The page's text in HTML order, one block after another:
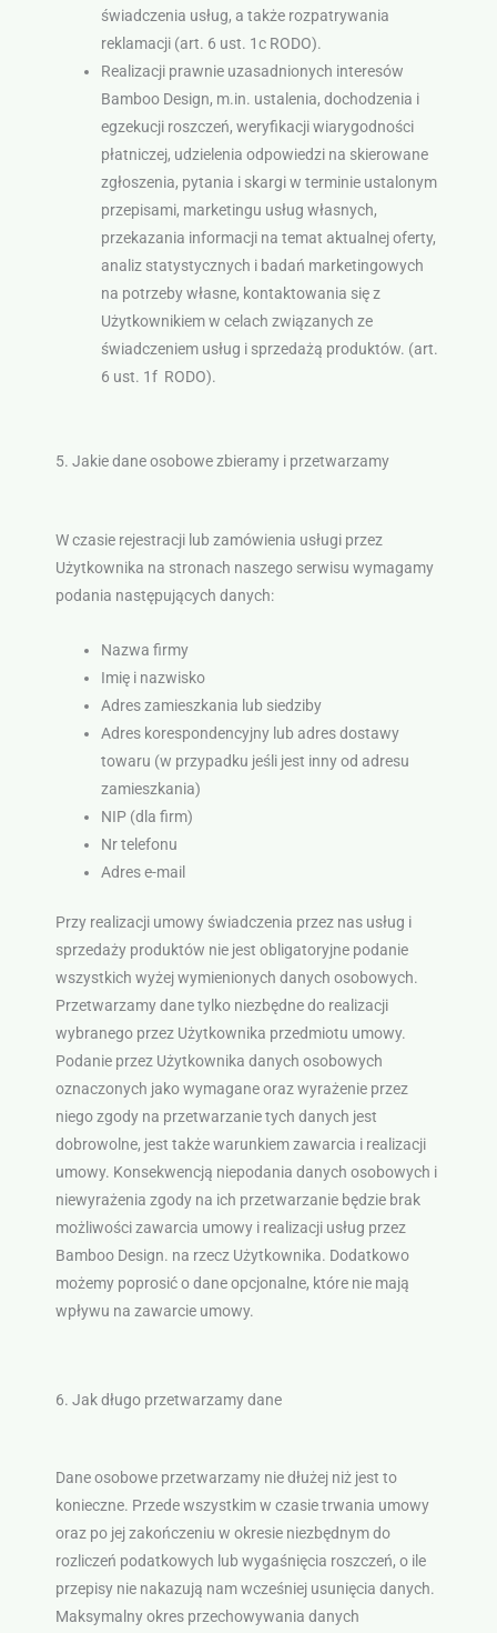
świadczenia usług, a także rozpatrywania
reklamacji (art. 6 ust. 1c RODO).
Realizacji prawnie uzasadnionych interesów
Bamboo Design, m.in. ustalenia, dochodzenia i
egzekucji roszczeń, weryfikacji wiarygodności
płatniczej, udzielenia odpowiedzi na skierowane
zgłoszenia, pytania i skargi w terminie ustalonym
przepisami, marketingu usług własnych,
przekazania informacji na temat aktualnej oferty,
analiz statystycznych i badań marketingowych
na potrzeby własne, kontaktowania się z
Użytkownikiem w celach związanych ze
świadczeniem usług i sprzedażą produktów. (art.
6 ust. 1f RODO).
5. Jakie dane osobowe zbieramy i przetwarzamy
W czasie rejestracji lub zamówienia usługi przez
Użytkownika na stronach naszego serwisu wymagamy
podania następujących danych:
Nazwa firmy
Imię i nazwisko
Adres zamieszkania lub siedziby
Adres korespondencyjny lub adres dostawy
towaru (w przypadku jeśli jest inny od adresu
zamieszkania)
NIP (dla firm)
Nr telefonu
Adres e-mail
Przy realizacji umowy świadczenia przez nas usług i
sprzedaży produktów nie jest obligatoryjne podanie
wszystkich wyżej wymienionych danych osobowych.
Przetwarzamy dane tylko niezbędne do realizacji
wybranego przez Użytkownika przedmiotu umowy.
Podanie przez Użytkownika danych osobowych
oznaczonych jako wymagane oraz wyrażenie przez
niego zgody na przetwarzanie tych danych jest
dobrowolne, jest także warunkiem zawarcia i realizacji
umowy. Konsekwencją niepodania danych osobowych i
niewyrażenia zgody na ich przetwarzanie będzie brak
możliwości zawarcia umowy i realizacji usług przez
Bamboo Design. na rzecz Użytkownika. Dodatkowo
możemy poprosić o dane opcjonalne, które nie mają
wpływu na zawarcie umowy.
6. Jak długo przetwarzamy dane
Dane osobowe przetwarzamy nie dłużej niż jest to
konieczne. Przede wszystkim w czasie trwania umowy
oraz po jej zakończeniu w okresie niezbędnym do
rozliczeń podatkowych lub wygaśnięcia roszczeń, o ile
przepisy nie nakazują nam wcześniej usunięcia danych.
Maksymalny okres przechowywania danych